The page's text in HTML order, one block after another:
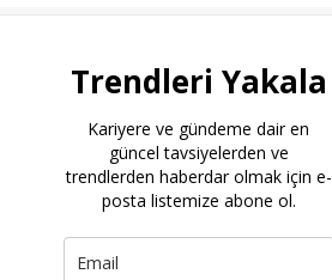
Trendleri Yakala
Kariyere ve gündeme dair en
güncel tavsiyelerden ve
trendlerden haberdar olmak için e-
posta listemize abone ol.